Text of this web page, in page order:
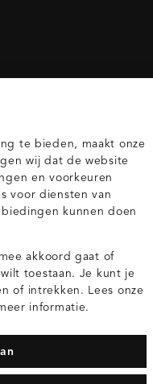
Voorwaarden
te bieden, maakt onze
wij dat de website
en voorkeuren
voor diensten van
kunnen doen
akkoord gaat of
toestaan. Je kunt je
of intrekken. Lees onze
informatie.